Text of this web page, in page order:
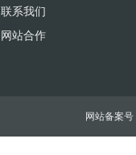
联系我们
网站合作
网站备案号